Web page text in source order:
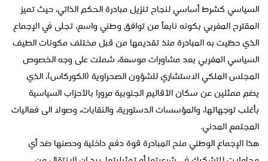
السياسي كشرط أساسي لنجاح تنزيل مبادرة الحكم الذاتي، حيث تميز
المقترح المغربي بكونه نابعاً من توافق وطني واسع، تجلى في الإجماع
الذي حظيت به المبادرة منذ تقديمها من قبل مختلف مكونات الطيف
السياسي المغربي بعد مشاورات موسعة، شملت على وجه الخصوص
المجلس الملكي الاستشاري للشؤون الصحراوية (الكوركاس)، الذي
يضم ممثلين عن سكان الأقاليم الجنوبية مرورا بالأحزاب السياسية
بأغلب توجهاتها، والمؤسسات الدستورية، والنقابات، وصولا الى فعاليات
المجتمع المدني.
هذا الإجماع الوطني منح المبادرة قوة دفع داخلية وحصنها ضد أي